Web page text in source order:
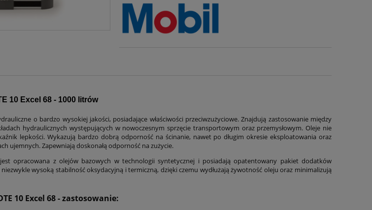
10 Excel 68 - 1000 litrów
o bardzo wysokiej jakości, posiadające właściwości przeciwzużyciowe. Znajdują zastosowanie między
hydraulicznych występujących w nowoczesnym sprzęcie transportowym oraz przemysłowym. Oleje nie
lepkości. Wykazują bardzo dobrą odporność na ścinanie, nawet po długim okresie eksploatowania oraz
ujemnych. Zapewniają doskonałą odporność na zużycie.
opracowana z olejów bazowych w technologii syntetycznej i posiadają opatentowany pakiet dodatków
wysoką stabilność oksydacyjną i termiczną, dzięki czemu wydłużają żywotność oleju oraz minimalizują
10 Excel 68 - zastosowanie: